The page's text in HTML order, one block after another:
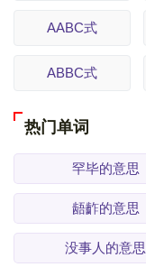
AABC式
ABBC式
热门单词
罕毕的意思
龉齚的意思
没事人的意思